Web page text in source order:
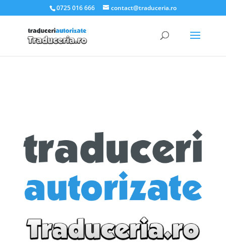
.et_pb_slider_container_inner { padding:0; }
0725 016 666 contact@traduceria.ro